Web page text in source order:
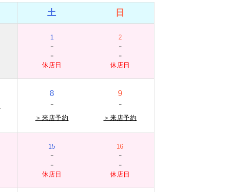
土 日
1
-
-
休店日
2
-
-
休店日
8
-
＞来店予約
9
-
＞来店予約
15
-
-
休店日
16
-
-
休店日